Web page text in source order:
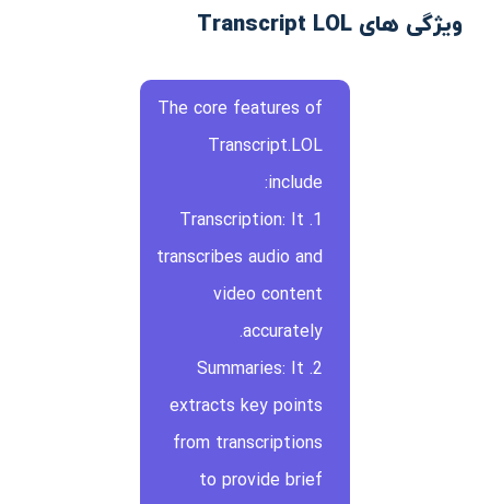
ویژگی های Transcript LOL
The core features of
Transcript.LOL
include:
1. Transcription: It
transcribes audio and
video content
accurately.
2. Summaries: It
extracts key points
from transcriptions
to provide brief